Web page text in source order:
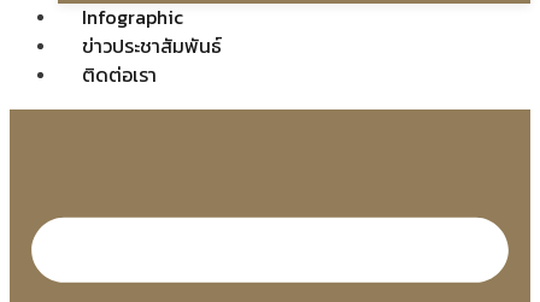
Infographic
ข่าวประชาสัมพันธ์
ติดต่อเรา